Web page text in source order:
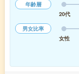
年齢層
20代
男女比率
女性